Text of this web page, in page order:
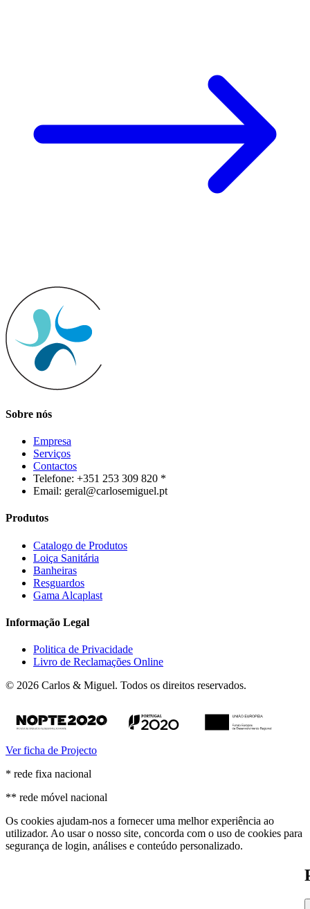
Sobre nós
Empresa
Serviços
Contactos
Telefone: +351 253 309 820 *
Email: geral@carlosemiguel.pt
Produtos
Catalogo de Produtos
Loiça Sanitária
Banheiras
Resguardos
Gama Alcaplast
Informação Legal
Politica de Privacidade
Livro de Reclamações Online
© 2026 Carlos & Miguel. Todos os direitos reservados.
Ver ficha de Projecto
* rede fixa nacional
** rede móvel nacional
Os cookies ajudam-nos a fornecer uma melhor experiência ao
utilizador. Ao usar o nosso site, concorda com o uso de cookies para
segurança de login, análises e conteúdo personalizado.